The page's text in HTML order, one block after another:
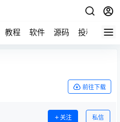
教程 软件 源码 投稿 关于
前往下载
关注 私信